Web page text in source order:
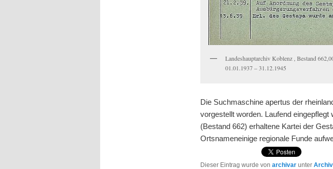
Landeshauptarchiv Koblenz , Bestand
01.01.1937 – 31.12.1945
Die Suchmaschine apertus der
vorgestellt worden. Laufend
(Bestand 662) erhaltene Kartei der
Ortsnameneinige regionale Funde
Dieser Eintrag wurde vonarchivar unter